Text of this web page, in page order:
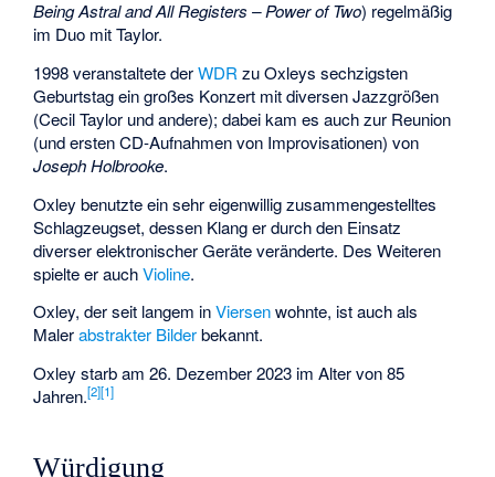
Being Astral and All Registers – Power of Two) regelmäßig
im Duo mit Taylor.
1998 veranstaltete derWDR zu Oxleys sechzigsten
Geburtstag ein großes Konzert mit diversen Jazzgrößen
(Cecil Taylor und andere); dabei kam es auch zur Reunion
(und ersten CD-Aufnahmen von Improvisationen) von
Joseph Holbrooke.
Oxley benutzte ein sehr eigenwillig zusammengestelltes
Schlagzeugset, dessen Klang er durch den Einsatz
diverser elektronischer Geräte veränderte. Des Weiteren
spielte er auchVioline.
Oxley, der seit langem inViersenwohnte, ist auch als
Malerabstrakter Bilderbekannt.
Oxley starb am 26. Dezember 2023 im Alter von 85
Jahren.[2][1]
Würdigung